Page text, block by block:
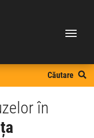
Căutare
în